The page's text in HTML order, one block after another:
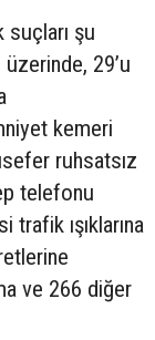
suçları şu
üzerinde, 29’u
kemeri
ruhsatsız
telefonu
trafik ışıklarına
ve 266 diğer